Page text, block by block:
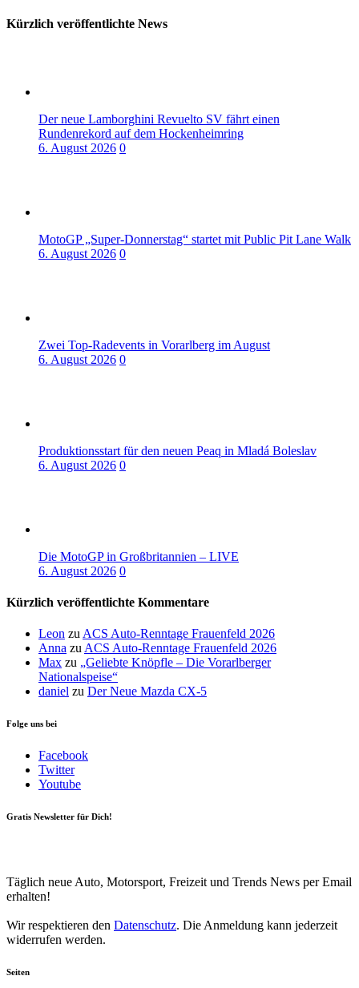
Kürzlich veröffentlichte News
Der neue Lamborghini Revuelto SV fährt einen
Rundenrekord auf dem Hockenheimring
6. August 2026 0
MotoGP „Super-Donnerstag“ startet mit Public Pit Lane Walk
6. August 2026 0
Zwei Top-Radevents in Vorarlberg im August
6. August 2026 0
Produktionsstart für den neuen Peaq in Mladá Boleslav
6. August 2026 0
Die MotoGP in Großbritannien – LIVE
6. August 2026 0
Kürzlich veröffentlichte Kommentare
Leon zuACS Auto-Renntage Frauenfeld 2026
Anna zuACS Auto-Renntage Frauenfeld 2026
Max zu „Geliebte Knöpfle – Die Vorarlberger
Nationalspeise“
daniel zu Der Neue Mazda CX-5
Folge uns bei
Facebook
Twitter
Youtube
Gratis Newsletter für Dich!
Täglich neue Auto, Motorsport, Freizeit und Trends News per Email
erhalten!
Wir respektieren den Datenschutz. Die Anmeldung kann jederzeit
widerrufen werden.
Seiten